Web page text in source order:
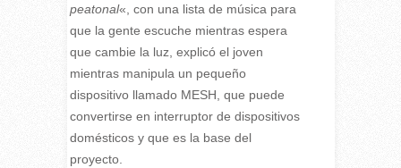
peatonal«, con una lista de música para
que la gente escuche mientras espera
que cambie la luz, explicó el joven
mientras manipula un pequeño
dispositivo llamado MESH, que puede
convertirse en interruptor de dispositivos
domésticos y que es la base del
proyecto.